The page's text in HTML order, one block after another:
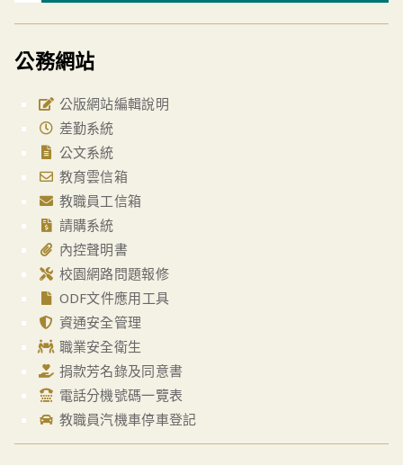
公務網站
公版網站編輯說明
差勤系統
公文系統
教育雲信箱
教職員工信箱
請購系統
內控聲明書
校園網路問題報修
ODF文件應用工具
資通安全管理
職業安全衛生
捐款芳名錄及同意書
電話分機號碼一覽表
教職員汽機車停車登記